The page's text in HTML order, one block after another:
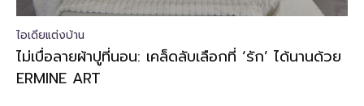
ไอเดียแต่งบ้าน
ไม่เบื่อลายผ้าปูที่นอน: เคล็ดลับเลือกที่ ‘รัก’ ได้นานด้วย
ERMINE ART